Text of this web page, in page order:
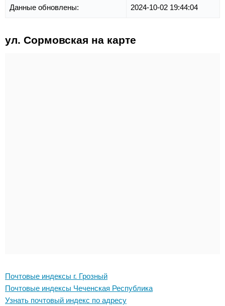
Данные обновлены: 2024-10-02 19:44:04
ул. Сормовская на карте
Почтовые индексы г. Грозный
Почтовые индексы Чеченская Республика
Узнать почтовый индекс по адресу